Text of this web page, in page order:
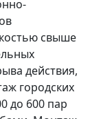
свыше
действия,
городских
до 600 пар